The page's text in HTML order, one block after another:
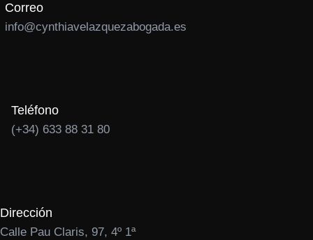
Correo
info@cynthiavelazquezabogada.es
Teléfono
(+34) 633 88 31 80
Dirección
Calle Pau Claris, 97, 4º 1ª